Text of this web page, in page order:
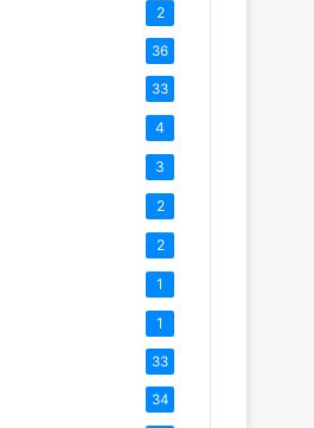
2
36
33
4
3
2
2
1
1
33
34